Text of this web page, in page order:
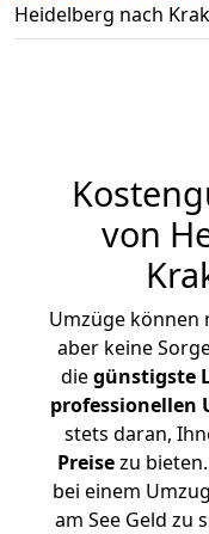
Heidelberg nach
von
Umzüge können
aber keine
diegünstigste
professionellen
stets daran,
Preisezu
bei einem
am See Geld zu